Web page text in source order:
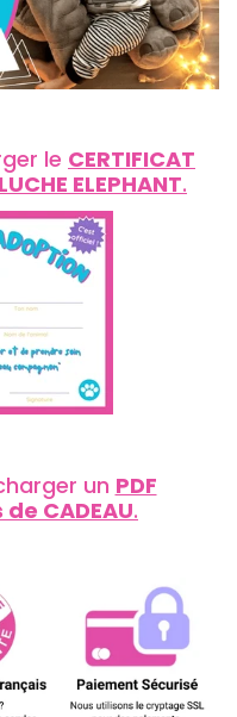
le CERTIFICAT
ELEPHANT.
un PDF
de CADEAU.